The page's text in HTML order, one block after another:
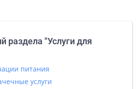
раздела "Услуги для
питания
услуги